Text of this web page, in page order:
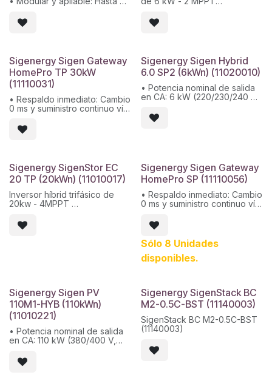
hasta 36 kWh.
• Instalación rápida:
• Integración inteligente:
Compatible con inversores
SigenStor EC y app mySigen.
600 V
• Máx. tensión nominal de
• Protección: IP66
Sigenergy Sigen Gateway
HomePro TP 30kW
(11110031)
• Respaldo inmediato: Cambio
0 ms y suministro continuo vía
• Compatible con cargas y
SigenStor: Hasta 30 kW y
• Protección avanzada: Flujo
inverso 350 ms para red y
generador
• Conexiones de potencia:
Soporta hasta 100 A entrada
CA, inversor 32 A y
14,5 kW
Sigenergy Sigen Hybrid
6.0 SP2 (6kWn) (11020010)
• Potencia nominal de salida
en CA: 6 kW (220/230/240 V,
• Número de MPPT: 2
entradas independientes
Sigenergy SigenStor EC
20 TP (20kWn) (11010017)
Inversor híbrid trifásico de
20kw - 4MPPT
Máx. voltaje de entrada:
1100V
Garantía 10 años
Sigenergy Sigen Gateway
HomePro SP (11110056)
• Respaldo inmediato: Cambio
0 ms y suministro continuo vía
• Compatible con cargas y
SigenStor: Hasta 12 kW y
dispositivos controlables
(generador, bomba de calor)
• Protección avanzada: Flujo
Soporta hasta 100 A en
entrada CA, inversor 32 A y
14,5 kW
Sólo 8 Unidades
disponibles.
Sigenergy Sigen PV
110M1-HYB (110kWn)
(11010221)
• Potencia nominal de salida
en CA: 110 kW (380/400 V,
• Número de MPPT: 8
entradas independientes
Sigenergy SigenStack BC
M2-0.5C-BST (11140003)
SigenStack BC M2-0.5C-BST
(11140003)